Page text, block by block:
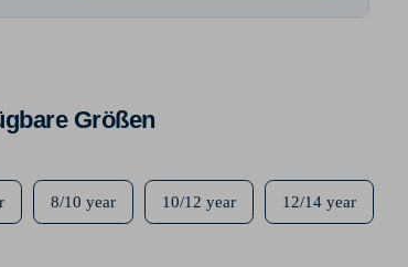
Größen
8/10 year 10/12 year 12/14 year